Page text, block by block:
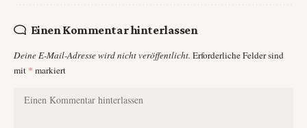
Einen Kommentar hinterlassen
Deine E-Mail-Adresse wird nicht veröffentlicht. Erforderliche Felder sind
mit * markiert